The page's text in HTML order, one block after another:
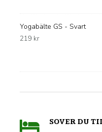
Yogabälte GS - Svart
219 kr
SOVER DU